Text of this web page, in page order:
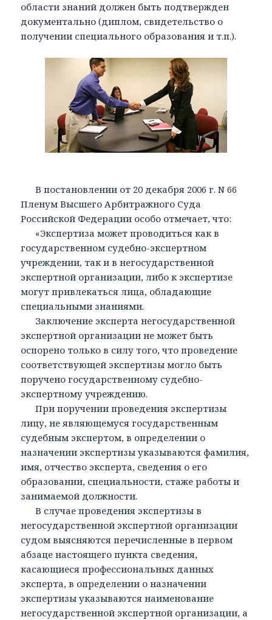
области знаний должен быть подтвержден
документально (диплом, свидетельство о
получении специального образования и т.п.).
В постановлении от 20 декабря 2006 г. N 66
Пленум Высшего Арбитражного Суда
Российской Федерации особо отмечает, что:
«Экспертиза может проводиться как в
государственном судебно-экспертном
учреждении, так и в негосударственной
экспертной организации, либо к экспертизе
могут привлекаться лица, обладающие
специальными знаниями.
Заключение эксперта негосударственной
экспертной организации не может быть
оспорено только в силу того, что проведение
соответствующей экспертизы могло быть
поручено государственному судебно-
экспертному учреждению.
При поручении проведения экспертизы
лицу, не являющемуся государственным
судебным экспертом, в определении о
назначении экспертизы указываются фамилия,
имя, отчество эксперта, сведения о его
образовании, специальности, стаже работы и
занимаемой должности.
В случае проведения экспертизы в
негосударственной экспертной организации
судом выясняются перечисленные в первом
абзаце настоящего пункта сведения,
касающиеся профессиональных данных
эксперта, в определении о назначении
экспертизы указываются наименование
негосударственной экспертной организации, а